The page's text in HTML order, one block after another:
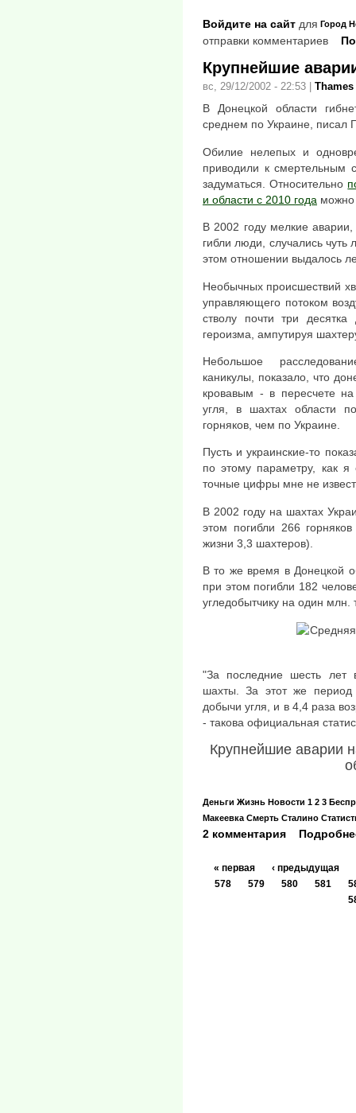
Город
Войдите на сайт для
отправки комментариев
Крупнейшие
вс, 29/12/2002 - 22:53 Thames
В Донецкой области
среднем по Украине, писал
Обилие нелепых и
приводили к смертельным
задуматься. Относительно
и области с 2010 года можно
В 2002 году мелкие
гибли люди, случались
этом отношении выдалось
Необычных происшествий
управляющего потоком
стволу почти три
героизма, ампутируя
Небольшое
каникулы, показало, что
кровавым - в пересчете
угля, в шахтах области
горняков, чем по Украине.
Пусть и украинские-то
по этому параметру, как
точные цифры мне не
В 2002 году на шахтах
этом погибли 266
жизни 3,3 шахтеров).
В то же время в Донецкой
при этом погибли 182
угледобытчику на один млн.
"За последние шесть лет
шахты. За этот же
добычи угля, и в 4,4 раза
- такова официальная
Крупнейшие аварии
Деньги Жизнь Новости 1 2 3
Макеевка Смерть Сталино
2 комментария
« первая ‹ предыдущая
578
579 580 581